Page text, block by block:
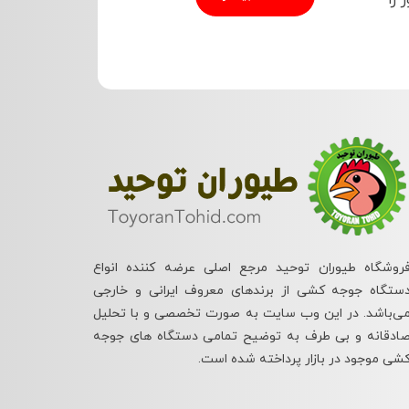
فروشگاه طیوران توحید مرجع اصلی عرضه کننده انواع
جوجه کشی از برندهای معروف ایرانی و خارجی
می‌باشد. در این وب سایت به صورت تخصصی و با تحلیل
صادقانه و بی طرف به توضیح تمامی دستگاه های جوجه
موجود در بازار پرداخته شده است.